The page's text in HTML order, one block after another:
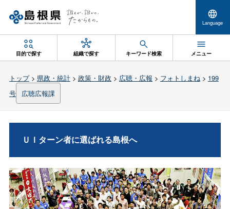
Language
目的で探す 組織で探す キーワード検索 メニュー
トップ> 県政・統計> 政策・財政 > 広聴・広報 > フォトしまね> 199
号
広聴広報課
ＵＩターン者に選ばれる島根へ